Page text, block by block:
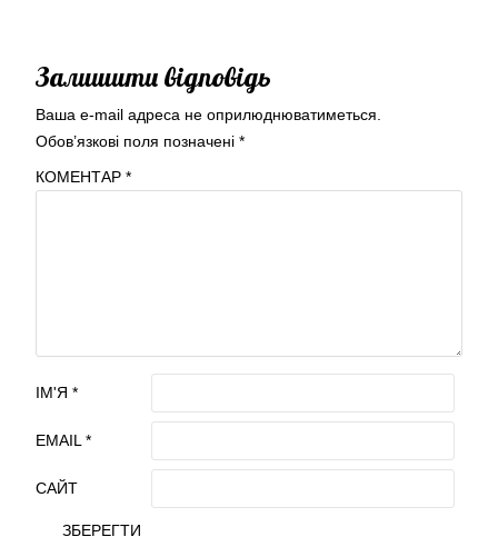
Залишити відповідь
Ваша e-mail адреса не оприлюднюватиметься.
Обов’язкові поля позначені *
КОМЕНТАР *
ІМ'Я *
EMAIL*
САЙТ
ЗБЕРЕГТИ